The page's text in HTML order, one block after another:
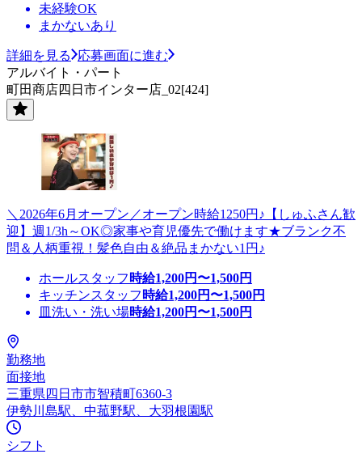
未経験OK
まかないあり
詳細を見る
応募画面に進む
アルバイト・パート
町田商店四日市インター店_02[424]
＼2026年6月オープン／オープン時給1250円♪【しゅふさん歓
迎】週1/3h～OK◎家事や育児優先で働けます★ブランク不
問＆人柄重視！髪色自由＆絶品まかない1円♪
ホールスタッフ 時給1,200円〜1,500円
キッチンスタッフ 時給1,200円〜1,500円
皿洗い・洗い場時給1,200円〜1,500円
勤務地
面接地
三重県四日市市智積町6360-3
伊勢川島駅、中菰野駅、大羽根園駅
シフト